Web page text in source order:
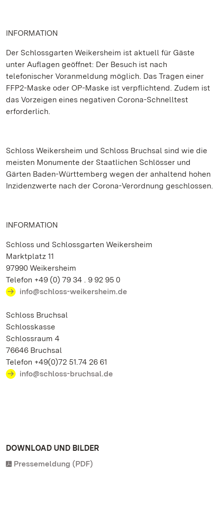
INFORMATION
Der Schlossgarten Weikersheim ist aktuell für Gäste
unter Auflagen geöffnet: Der Besuch ist nach
telefonischer Voranmeldung möglich. Das Tragen einer
FFP2-Maske oder OP-Maske ist verpflichtend. Zudem ist
das Vorzeigen eines negativen Corona-Schnelltest
erforderlich.
Schloss Weikersheim und Schloss Bruchsal sind wie die
meisten Monumente der Staatlichen Schlösser und
Gärten Baden-Württemberg wegen der anhaltend hohen
Inzidenzwerte nach der Corona-Verordnung geschlossen.
INFORMATION
Schloss und Schlossgarten Weikersheim
Marktplatz 11
97990 Weikersheim
Telefon +49 (0) 79 34 . 9 92 95 0
info@schloss-weikersheim.de
Schloss Bruchsal
Schlosskasse
Schlossraum 4
76646 Bruchsal
Telefon +49(0)72 51.74 26 61
info@schloss-bruchsal.de
DOWNLOAD UND BILDER
Pressemeldung (PDF)